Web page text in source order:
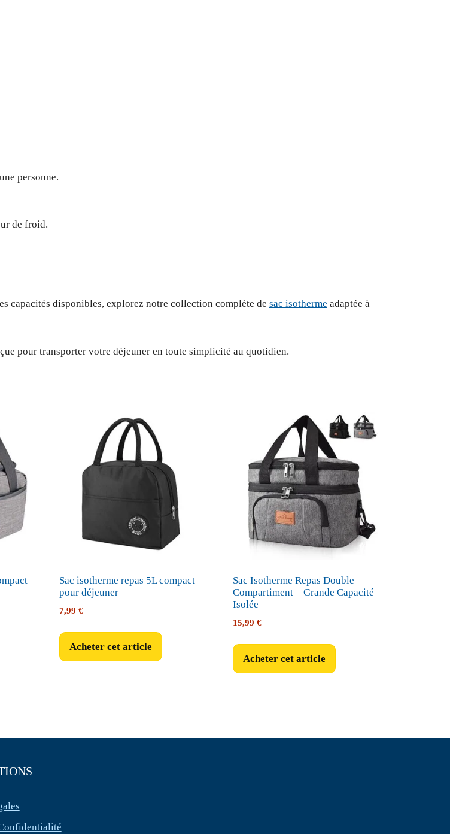
personne.
de froid.
capacités disponibles, explorez notre collection complète de sac isotherme adaptée à
pour transporter votre déjeuner en toute simplicité au quotidien.
Sac isotherme repas 5L compact
pour déjeuner
7,99 €
Acheter cet article
Sac Isotherme Repas Double
Compartiment – Grande Capacité
Isolée
15,99 €
Acheter cet article